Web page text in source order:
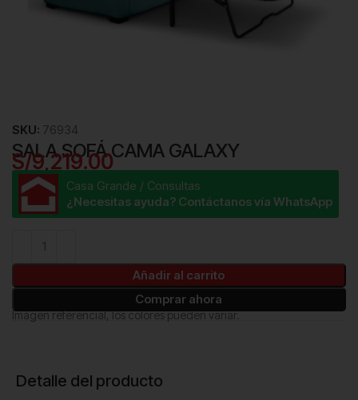
SALA SOFÁ CAMA GALAXY
SKU: 76934
S/9,219.00
Casa Grande / Consultas
¿Necesitas ayuda? Contáctanos vía WhatsApp
Añadir al carrito
Comprar ahora
Imágen referencial, los colores pueden variar.
Detalle del producto